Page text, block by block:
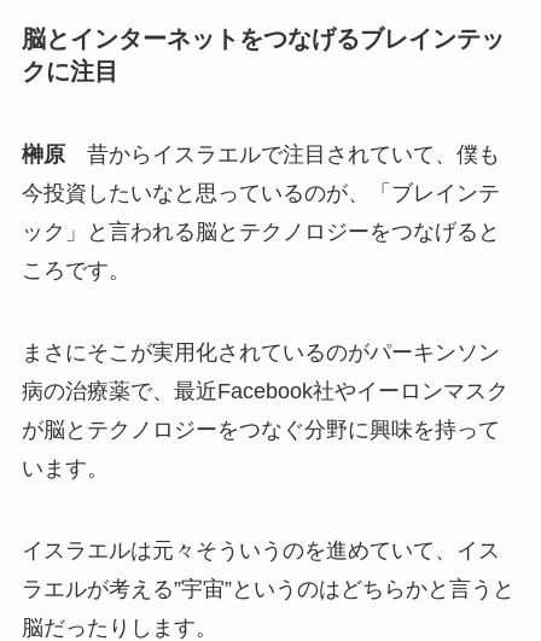
脳とインターネットをつなげるブレインテッ
クに注目
榊原昔からイスラエルで注目されていて、僕も
今投資したいなと思っているのが、「ブレインテ
ック」と言われる脳とテクノロジーをつなげると
ころです。
まさにそこが実用化されているのがパーキンソン
病の治療薬で、最近Facebook社やイーロンマスク
が脳とテクノロジーをつなぐ分野に興味を持って
います。
イスラエルは元々そういうのを進めていて、イス
ラエルが考える”宇宙”というのはどちらかと言うと
脳だったりします。